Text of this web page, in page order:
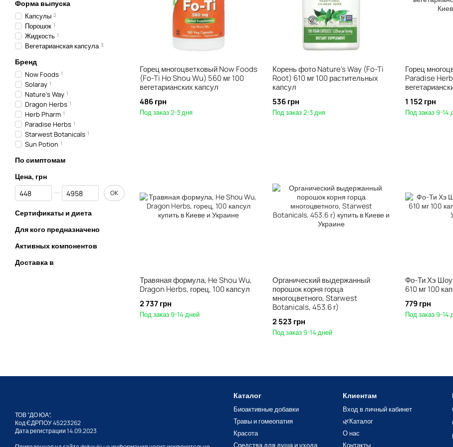
Горец многоцветковый Now Foods
(Fo-Ti Ho Shou Wu) 560 мг 100
вегетарианских капсул
486 грн
Под заказ 2-3 дня
Корень фото Nature's Way (Fo-Ti
Root) 610 мг 100 растительных
капсул
536 грн
Под заказ 2-3 дня
Горец
Paradise
1 152 грн
Под заказ 9-14
Травяная формула, He Shou Wu,
Dragon Herbs, горец, 100 капсул
2 737 грн
Под заказ 9-14 дней
Органический выдержанный
порошок корня горца
многоцветного, Starwest
Botanicals, 453.6 г)
2 523 грн
Под заказ 9-14 дней
Фо-Ти Хэ
610 мг 100
779 грн
Под заказ 9-14
Форма выпуска
Капсулы 2
Порошок 1
Жидкость 1
Вегетарианская капсула 3
Бренд
Now Foods 1
Solaray 1
Nature's Way 1
Dragon Herbs 1
Herb Pharm 1
Paradise Herbs 1
Starwest Botanicals 1
Sun Potion 1
По симптомам
Цена, грн
От Цена, грн
До Цена, грн OK
Сертификаты и диета
Для кого предназначено
Активных компонентов
Доставка в
ТОВ “ДО ЮА”,
Код ЄДРПОУ 45223262
Дата регистрации 14.09.2023
Каталог
Биоактивные добавки
Травы и гомеопатия
Красота
Средства для душа и ухода
Клиентам
Вход в личный кабинет
🌿Каталог
О нас
Контакты